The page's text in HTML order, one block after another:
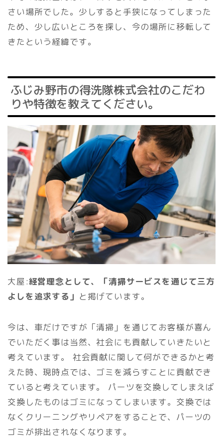
さい場所でした。少しすると手狭になってしまった
ため、少し広いところを探し、今の場所に移転して
きたという経緯です。
ふじみ野市の得洗隊株式会社のこだわ
りや特徴を教えてください。
大屋:経営理念として、「清掃サービスを通じて三方
よしを追求する」 と掲げています。
今は、車だけですが「清掃」を通じてお客様が喜ん
でいただく事は当然、社会にも貢献していきたいと
考えています。 社会貢献に関して何ができるかと考
えた時、現時点では、ゴミを減らすことに貢献でき
ていると考えています。 パーツを交換してしまえば
交換したものはゴミになってしまいます。交換では
なくクリーニングやリペアをすることで、パーツの
ゴミが排出されなくなります。